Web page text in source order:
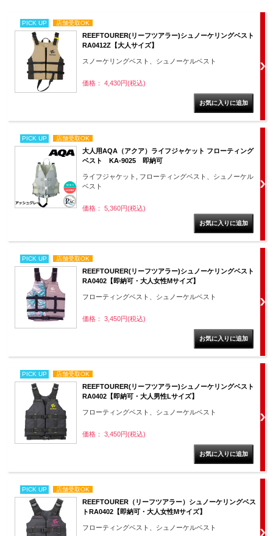
PICK UP 店舗受取OK
REEFTOURER(リーフツアラー)シュノーケリングベスト
RA0412Z【大人サイズ】
スノーケリングベスト、シュノーケルベスト
価格： 4,430円(税込)
PICK UP 店舗受取OK
大人用AQA（アクア）ライフジャケット フローティング
ベスト KA-9025 即納可
ライフジャケット, フローティングベスト、シュノーケル
ベスト
価格： 5,360円(税込)
PICK UP 店舗受取OK
REEFTOURER(リーフツアラー)シュノーケリングベスト
RA0402【即納可・大人女性Mサイズ】
フローティングベスト、シュノーケルベスト
価格： 3,450円(税込)
PICK UP 店舗受取OK
REEFTOURER(リーフツアラー)シュノーケリングベスト
RA0402【即納可・大人男性Lサイズ】
フローティングベスト、シュノーケルベスト
価格： 3,450円(税込)
PICK UP 店舗受取OK
REEFTOURER（リーフツアラー）シュノーケリングベス
トRA0402【即納可・大人女性Mサイズ】
フローティングベスト、シュノーケルベスト